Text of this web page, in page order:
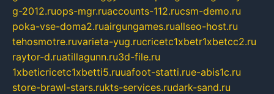
g-2012.ruops-mgr.ruaccounts-112.rucsm-demo.ru
poka-vse-doma2.ruairgungames.ruallseo-host.ru
tehosmotre.ruvarieta-yug.rucricetc1xbetr1xbetcc2.ru
raytor-d.ruatillagunn.ru3d-file.ru
1xbeticricetc1xbetti5.ruuafoot-statti.rue-abis1c.ru
store-brawl-stars.rukts-services.rudark-sand.ru